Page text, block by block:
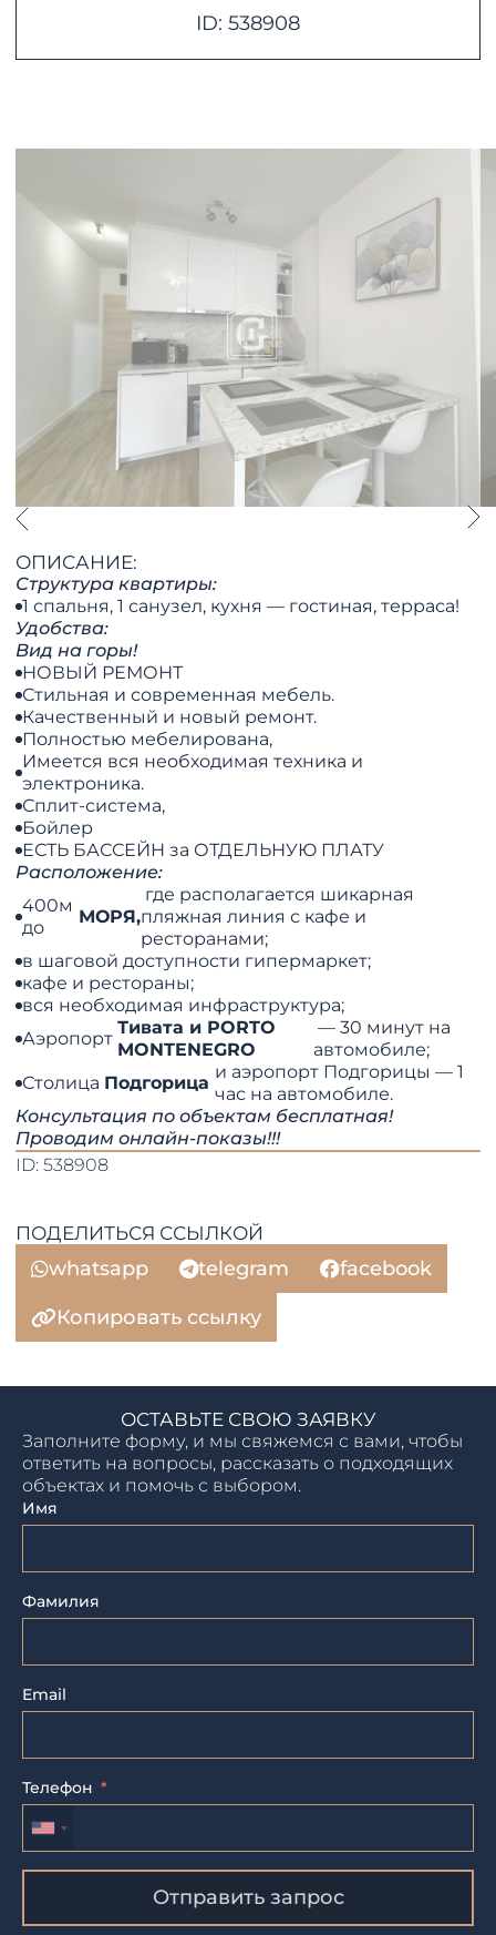
ID: 538908
ОПИСАНИЕ:
Структура квартиры:
1 спальня, 1 санузел, кухня — гостиная, терраса!
Удобства:
Вид на горы!
НОВЫЙ РЕМОНТ
Стильная и современная мебель.
Качественный и новый ремонт.
Полностью мебелирована,
Имеется вся необходимая техника и
электроника.
Сплит-система,
Бойлер
ЕСТЬ БАССЕЙН за ОТДЕЛЬНУЮ ПЛАТУ
Расположение:
400м
до
МОРЯ,
где располагается шикарная
пляжная линия с кафе и
ресторанами;
в шаговой доступности гипермаркет;
кафе и рестораны;
вся необходимая инфраструктура;
Аэропорт
Тивата и PORTO
MONTENEGRO
— 30 минут на
автомобиле;
Столица Подгорица
и аэропорт Подгорицы — 1
час на автомобиле.
Консультация по объектам бесплатная!
Проводим онлайн-показы!!!
ID: 538908
ПОДЕЛИТЬСЯ ССЫЛКОЙ
whatsapp telegram
facebook
Копировать ссылку
ОСТАВЬТЕ СВОЮ ЗАЯВКУ
Заполните форму, и мы свяжемся с вами, чтобы
ответить на вопросы, рассказать о подходящих
объектах и помочь с выбором.
Имя
Фамилия
Email
Телефон
Отправить запрос